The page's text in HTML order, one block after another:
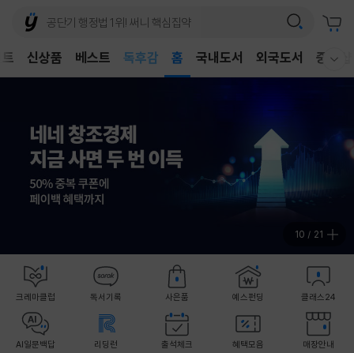
신상품 베스트 독후감
어린이
홈 국내도서 외국도서 중고샵
11 / 21
크레마클럽 독서기록 사은품 예스펀딩 클래스24
AI일문백답 리딩런 출석체크 혜택모음 매장안내